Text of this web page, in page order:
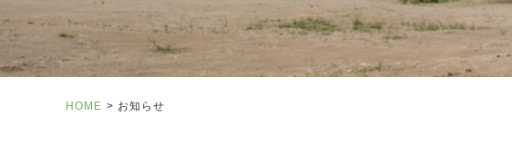
HOME お知らせ